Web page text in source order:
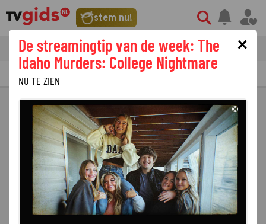
stem nu!
tvgids streaming nieuws
PRIMETIME GEMIST
×
De streamingtip van de week: The
Idaho Murders: College Nightmare
NU TE ZIEN
©